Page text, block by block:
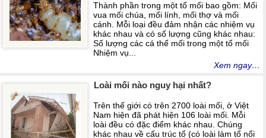
Thành phần trong một tổ mối bao gồm: Mối
vua mối chúa, mối lính, mối thợ và mối
cánh. Mỗi loại đều đảm nhận các nhiệm vụ
khác nhau và có số lượng cũng khác nhau:
Số lượng các cá thể mối trong một tổ mối
Nhiệm vụ...
Xem ngay…
Loài mối nào nguy hại nhất?
Trên thế giới có trên 2700 loài mối, ở Việt
Nam hiện đã phát hiện 106 loài mối. Mỗi
loài đều có đặc điểm khác nhau. Chúng
khác nhau về cấu trúc tổ (có loài làm tổ nổi